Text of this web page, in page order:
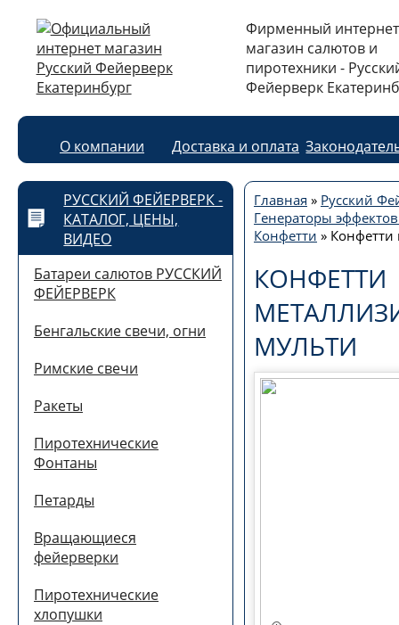
Фирменный интернет
магазин салютов и
пиротехники -
Фейерверк
О компании Доставка и оплата
РУССКИЙ ФЕЙЕРВЕРК -
КАТАЛОГ, ЦЕНЫ,
ВИДЕО
Батареи салютов РУССКИЙ
ФЕЙЕРВЕРК
Бенгальские свечи, огни
Римские свечи
Ракеты
Пиротехнические
Фонтаны
Петарды
Вращающиеся
фейерверки
Пиротехнические
хлопушки
Главная » Русский
Генераторы
Конфетти »
КОНФЕТТИ
МУЛЬТИ